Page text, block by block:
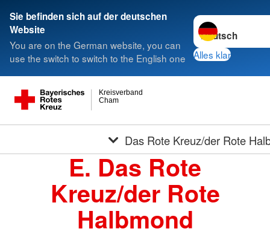
Sie befinden sich auf der deutschen
Website
You are on the German website, you can
use the switch to switch to the English one
Sprache
Alles klar
Cham
Kreisverband
Das Rote Kreuz/der Rote
E. Das Rote
Kreuz/der Rote
Halbmond